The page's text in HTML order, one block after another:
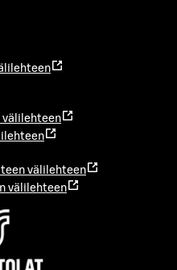
välilehteen
välilehteen
välilehteen